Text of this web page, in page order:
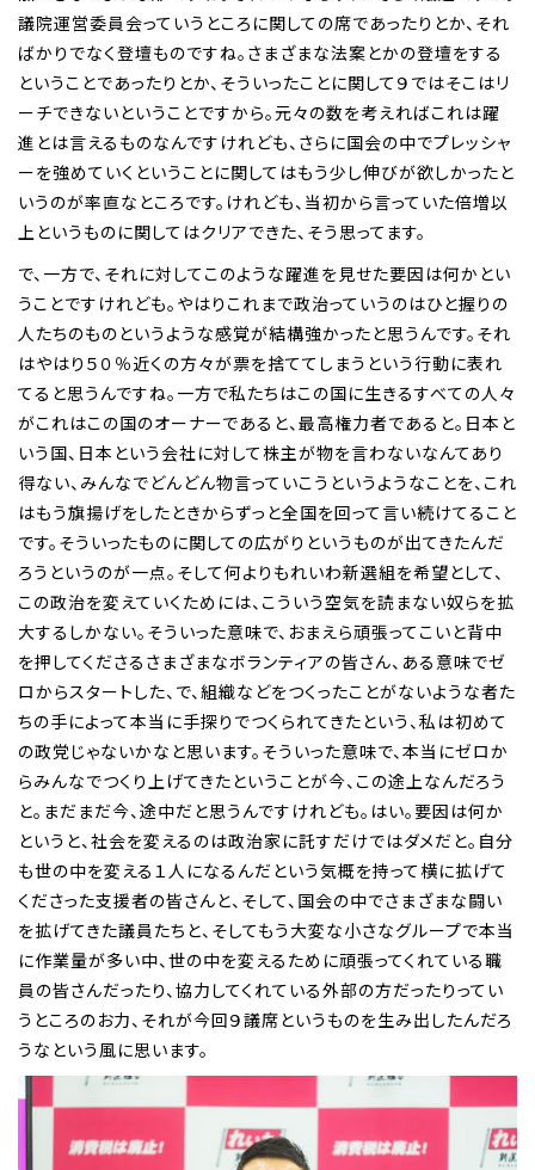
議院運営委員会っていうところに関しての席であったりとか、それ
ばかりでなく登壇ものですね。さまざまな法案とかの登壇をする
ということであったりとか、そういったことに関して９ではそこはリ
ーチできないということですから。元々の数を考えればこれは躍
進とは言えるものなんですけれども、さらに国会の中でプレッシャ
ーを強めていくということに関してはもう少し伸びが欲しかったと
いうのが率直なところです。けれども、当初から言っていた倍増以
上というものに関してはクリアできた、そう思ってます。
で、一方で、それに対してこのような躍進を見せた要因は何かとい
うことですけれども。やはりこれまで政治っていうのはひと握りの
人たちのものというような感覚が結構強かったと思うんです。それ
はやはり５０％近くの方々が票を捨ててしまうという行動に表れ
てると思うんですね。一方で私たちはこの国に生きるすべての人々
がこれはこの国のオーナーであると、最高権力者であると。日本と
いう国、日本という会社に対して株主が物を言わないなんてあり
得ない、みんなでどんどん物言っていこうというようなことを、これ
はもう旗揚げをしたときからずっと全国を回って言い続けてること
です。そういったものに関しての広がりというものが出てきたんだ
ろうというのが一点。そして何よりもれいわ新選組を希望として、
この政治を変えていくためには、こういう空気を読まない奴らを拡
大するしかない。そういった意味で、おまえら頑張ってこいと背中
を押してくださるさまざまなボランティアの皆さん、ある意味でゼ
ロからスタートした、で、組織などをつくったことがないような者た
ちの手によって本当に手探りでつくられてきたという、私は初めて
の政党じゃないかなと思います。そういった意味で、本当にゼロか
らみんなでつくり上げてきたということが今、この途上なんだろう
と。まだまだ今、途中だと思うんですけれども。はい。要因は何か
というと、社会を変えるのは政治家に託すだけではダメだと。自分
も世の中を変える１人になるんだという気概を持って横に拡げて
くださった支援者の皆さんと、そして、国会の中でさまざまな闘い
を拡げてきた議員たちと、そしてもう大変な小さなグループで本当
に作業量が多い中、世の中を変えるために頑張ってくれている職
員の皆さんだったり、協力してくれている外部の方だったりってい
うところのお力、それが今回９議席というものを生み出したんだろ
うなという風に思います。